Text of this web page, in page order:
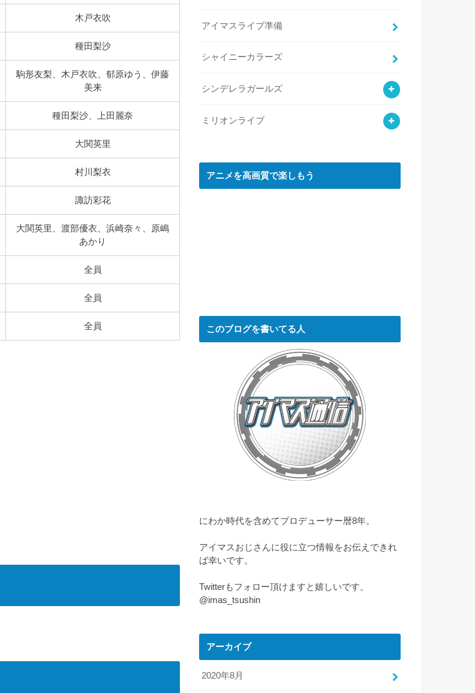
木戸衣吹
種田梨沙
駒形友梨、木戸衣吹、郁原ゆう、伊藤
美来
種田梨沙、上田麗奈
大関英里
村川梨衣
諏訪彩花
大関英里、渡部優衣、浜崎奈々、原嶋
あかり
全員
全員
全員
アイマスライブ準備
シャイニーカラーズ
シンデレラガールズ
ミリオンライブ
アニメを高画質で楽しもう
このブログを書いてる人
にわか時代を含めてプロデューサー暦8年。
アイマスおじさんに役に立つ情報をお伝えできれ
ば幸いです。
Twitterもフォロー頂けますと嬉しいです。
@imas_tsushin
アーカイブ
2020年8月